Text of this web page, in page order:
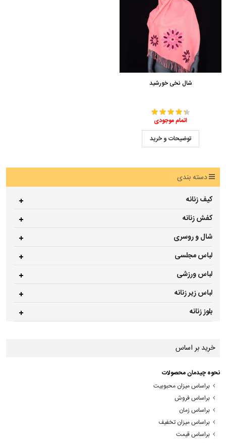
شال نخی خورشید
اتمام موجودی
توضیحات و خرید
دسته بندی
کیف زنانه
کفش زنانه
شال و روسری
لباس مجلسی
لباس ورزشی
لباس زیر زنانه
بلوز زنانه
خرید بر اساس
نحوه چیدمان محصولات
براساس میزان محبوبیت
براساس فروش
براساس زمان
براساس میزان تخفیف
براساس قیمت